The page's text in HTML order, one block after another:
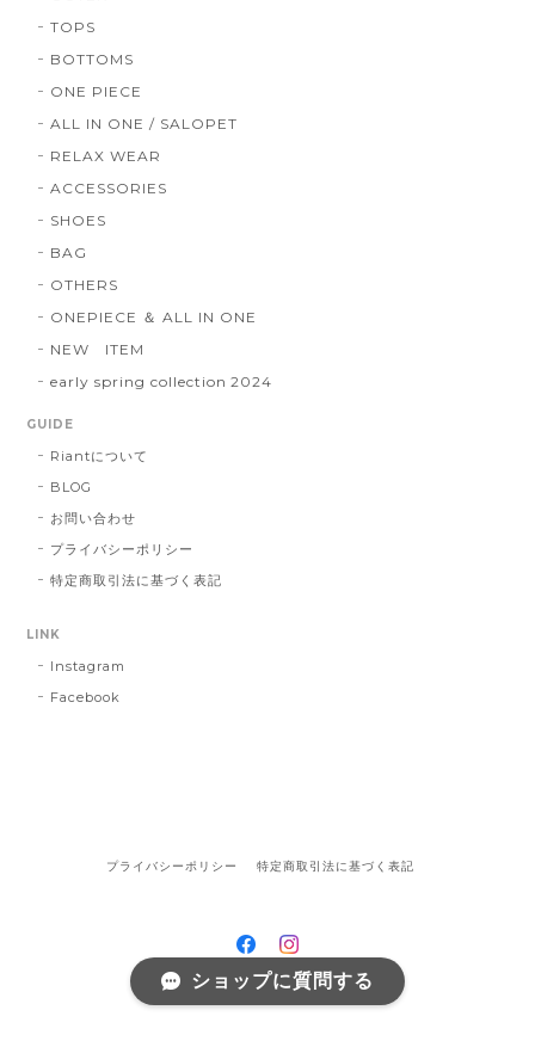
TOPS
BOTTOMS
ONE PIECE
ALL IN ONE / SALOPET
RELAX WEAR
ACCESSORIES
SHOES
BAG
OTHERS
ONEPIECE ＆ ALL IN ONE
NEW ITEM
early spring collection 2024
GUIDE
Riantについて
BLOG
お問い合わせ
プライバシーポリシー
特定商取引法に基づく表記
LINK
Instagram
Facebook
プライバシーポリシー 特定商取引法に基づく表記
©Riant
ショップに質問する